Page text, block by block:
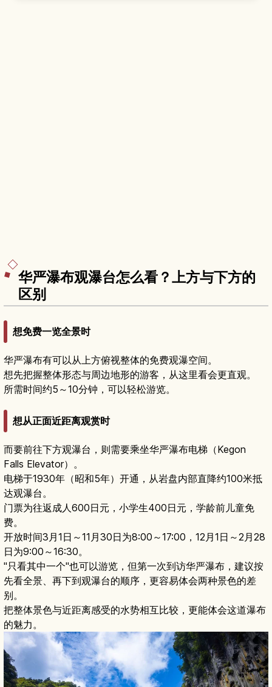
华严瀑布观瀑台怎么看？上方与下方的
区别
想免费一览全景时
华严瀑布有可以从上方俯视整体的免费观瀑空间。
想先把握整体形态与周边地形的游客，从这里看会更直观。
所需时间约5～10分钟，可以轻松游览。
想从正面近距离观赏时
而要前往下方观瀑台，则需要乘坐华严瀑布电梯（Kegon
Falls Elevator）。
电梯于1930年（昭和5年）开通，从岩盘内部直降约100米抵
达观瀑台。
门票为往返成人600日元，小学生400日元，学龄前儿童免
费。
开放时间3月1日～11月30日为8:00～17:00，12月1日～2月28
日为9:00～16:30。
"只看其中一个"也可以游览，但第一次到访华严瀑布，建议按
先看全景、再下到观瀑台的顺序，更容易体会两种景色的差
别。
把整体景色与近距离感受的水势相互比较，更能体会这道瀑布
的魅力。